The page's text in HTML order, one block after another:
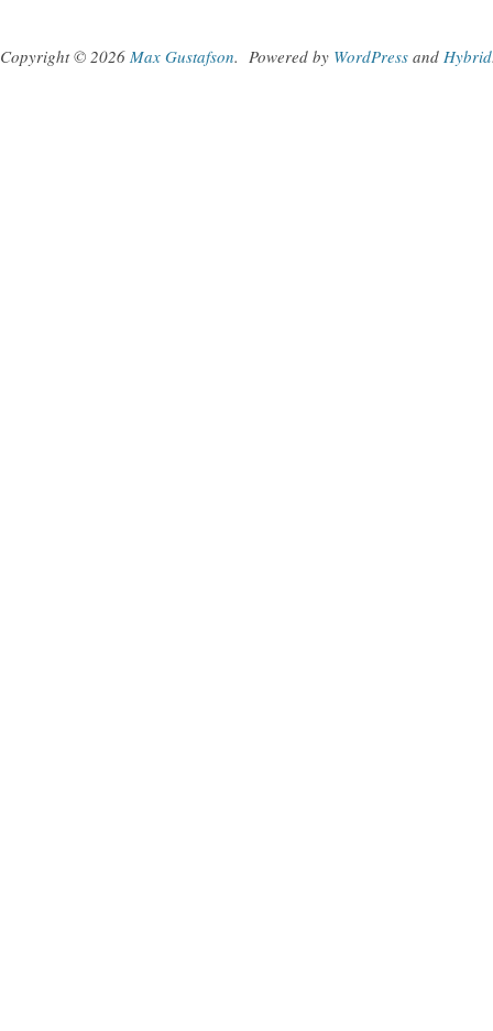
Copyright © 2026 Max Gustafson. Powered by WordPress and Hybrid